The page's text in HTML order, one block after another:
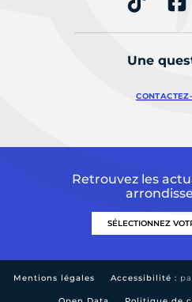
Une
Retrouvez les
Mentions légales Accessibilité :